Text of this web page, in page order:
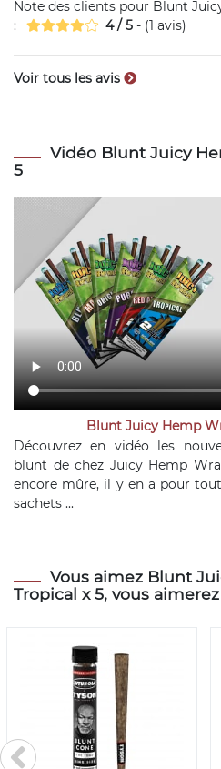
Note des clients pour Blunt
:
4/5 - (1 avis)
Voir tous les avis
Vidéo Blunt Juicy
5
Blunt Juicy Hemp
Découvrez en vidéo les
blunt de chez Juicy Hemp
encore mûre, il y en a pour
sachets ...
Vous aimez Blunt
Tropical x 5, vous aimerez